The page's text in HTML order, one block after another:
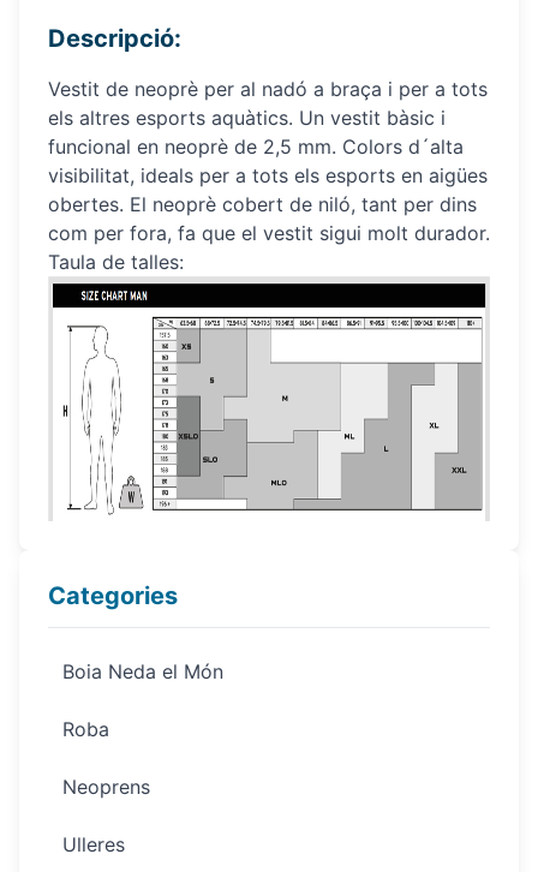
Categories
Boia Neda el Món
Roba
Neoprens
Ulleres
Descripció:
Vestit de neoprè per al nadó a braça i per a tots
els altres esports aquàtics. Un vestit bàsic i
funcional en neoprè de 2,5 mm. Colors d´alta
visibilitat, ideals per a tots els esports en aigües
obertes. El neoprè cobert de niló, tant per dins
com per fora, fa que el vestit sigui molt durador.
Taula de talles: